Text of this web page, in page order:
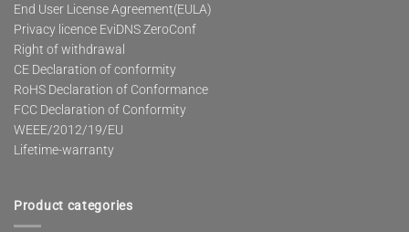
End User License Agreement(EULA)
Privacy licence EviDNS ZeroConf
Right of withdrawal
CE Declaration of conformity
RoHS Declaration of Conformance
FCC Declaration of Conformity
WEEE/2012/19/EU
Lifetime-warranty
Product categories